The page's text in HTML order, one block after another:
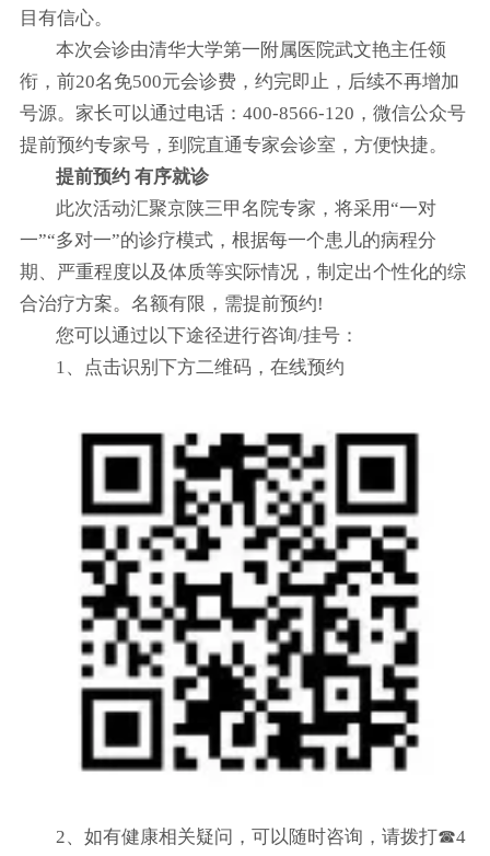
目有信心。
本次会诊由清华大学第一附属医院武文艳主任领
衔，前20名免500元会诊费，约完即止，后续不再增加
号源。家长可以通过电话：400-8566-120，微信公众号
提前预约专家号，到院直通专家会诊室，方便快捷。
提前预约 有序就诊
此次活动汇聚京陕三甲名院专家，将采用“一对
一”“多对一”的诊疗模式，根据每一个患儿的病程分
期、严重程度以及体质等实际情况，制定出个性化的综
合治疗方案。名额有限，需提前预约!
您可以通过以下途径进行咨询/挂号：
1、点击识别下方二维码，在线预约
2、如有健康相关疑问，可以随时咨询，请拨打☎4